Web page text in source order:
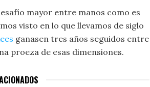
mayor entre manos como es
visto en lo que llevamos de siglo
ganasen tres años seguidos entre
proeza de esas dimensiones.